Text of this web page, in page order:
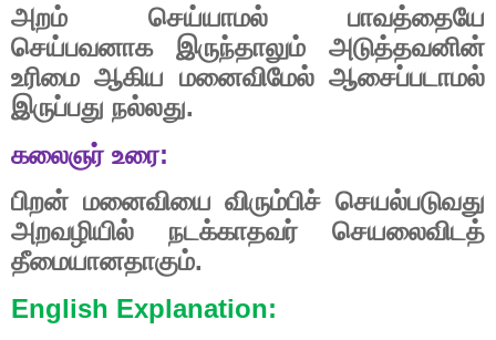
அறம்
செய்யாமல்
பாவத்தையே
செய்பவனாக
இருந்தாலும்
அடுத்தவனின்
உரிமை ஆகிய மனைவிமேல் ஆசைப்படாமல்
இருப்பது நல்லது.
கலைஞர் உரை:
பிறன் மனைவியை விரும்பிச் செயல்படுவது
அறவழியில்
நடக்காதவர்
செயலைவிடத்
தீமையானதாகும்.
English Explanation: